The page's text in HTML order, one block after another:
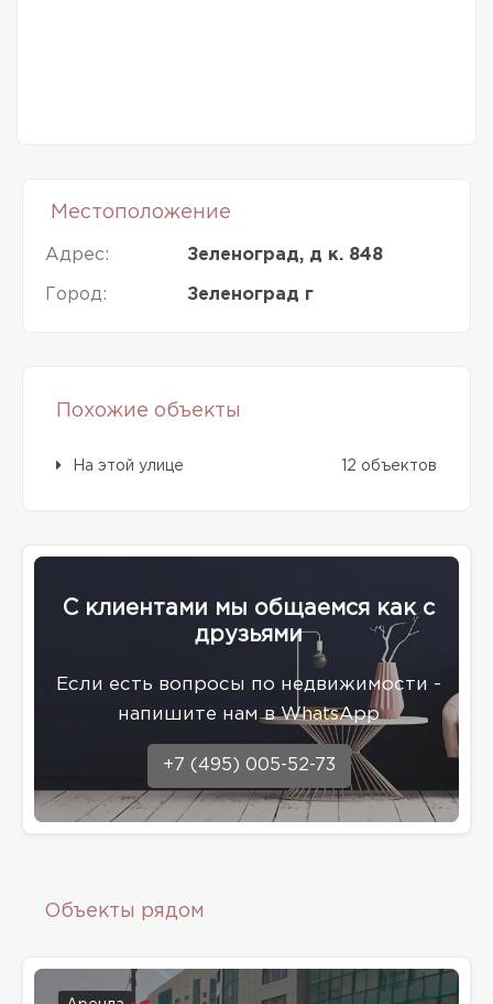
Местоположение
Адрес: Зеленоград, д к. 848
Город: Зеленоград г
Похожие объекты
На этой улице 12 объектов
С клиентами мы общаемся как с
друзьями
Eсли есть вопросы по недвижимости -
напишите нам в WhatsApp
+7 (495) 005-52-73
Объекты рядом